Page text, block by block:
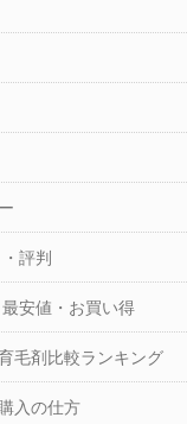
評判
安値・お買い得
毛剤比較ランキング
入の仕方